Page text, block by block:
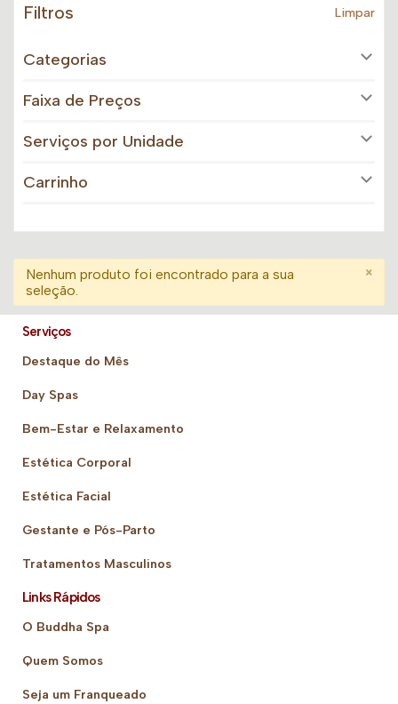
Filtros Limpar
Categorias
Faixa de Preços
Serviços por Unidade
Carrinho
Nenhum produto foi encontrado para a sua
seleção.
×
Serviços
Destaque do Mês
Day Spas
Bem-Estar e Relaxamento
Estética Corporal
Estética Facial
Gestante e Pós-Parto
Tratamentos Masculinos
Links Rápidos
O Buddha Spa
Quem Somos
Seja um Franqueado